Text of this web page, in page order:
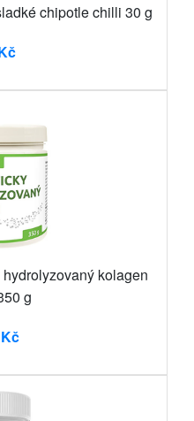
chipotle chilli 30 g
kolagen
g